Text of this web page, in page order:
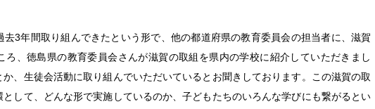
去3年間取り組んできたという形で、他の都道府県の教育委員会の担当者に、滋賀
ろ、徳島県の教育委員会さんが滋賀の取組を県内の学校に紹介していただきまし
、生徒会活動に取り組んでいただいているとお聞きしております。この滋賀の取
として、どんな形で実施しているのか、子どもたちのいろんな学びにも繋がるとい